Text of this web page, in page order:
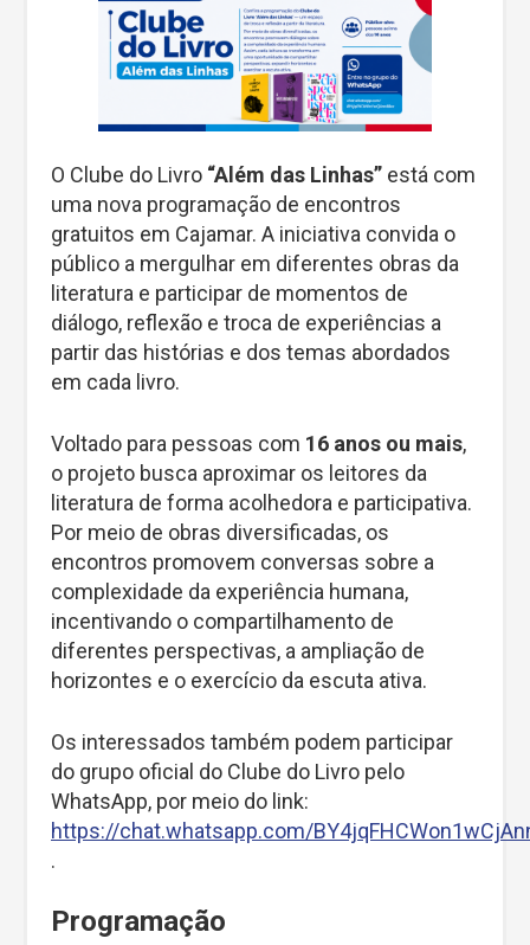
O Clube do Livro “Além das Linhas” está com
uma nova programação de encontros
gratuitos em Cajamar. A iniciativa convida o
público a mergulhar em diferentes obras da
literatura e participar de momentos de
diálogo, reflexão e troca de experiências a
partir das histórias e dos temas abordados
em cada livro.
Voltado para pessoas com 16 anos ou mais,
o projeto busca aproximar os leitores da
literatura de forma acolhedora e participativa.
Por meio de obras diversificadas, os
encontros promovem conversas sobre a
complexidade da experiência humana,
incentivando o compartilhamento de
diferentes perspectivas, a ampliação de
horizontes e o exercício da escuta ativa.
Os interessados também podem participar
do grupo oficial do Clube do Livro pelo
WhatsApp, por meio do link:
https://chat.whatsapp.com/
.
Programação